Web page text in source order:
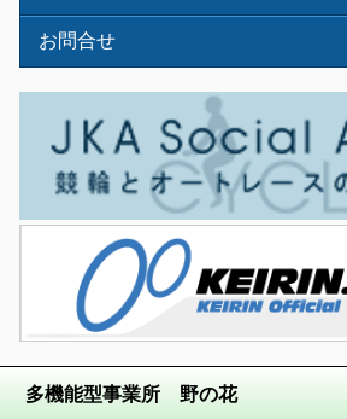
お問合せ
多機能型事業所 野の花